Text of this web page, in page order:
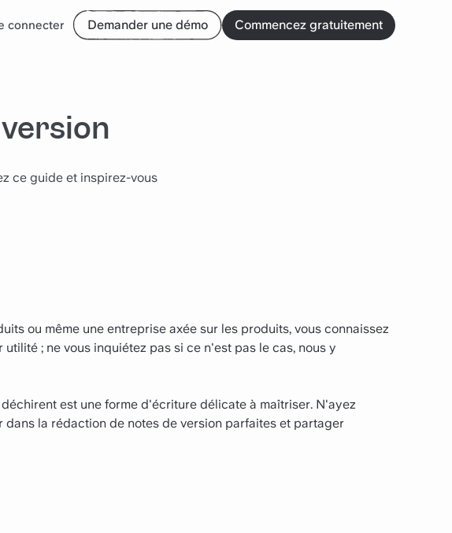
connecter Demander une démo Commencez gratuitement
ce guide et inspirez-vous
ou même une entreprise axée sur les produits, vous connaissez
; ne vous inquiétez pas si ce n'est pas le cas, nous y
est une forme d'écriture délicate à maîtriser. N'ayez
la rédaction de notes de version parfaites et partager